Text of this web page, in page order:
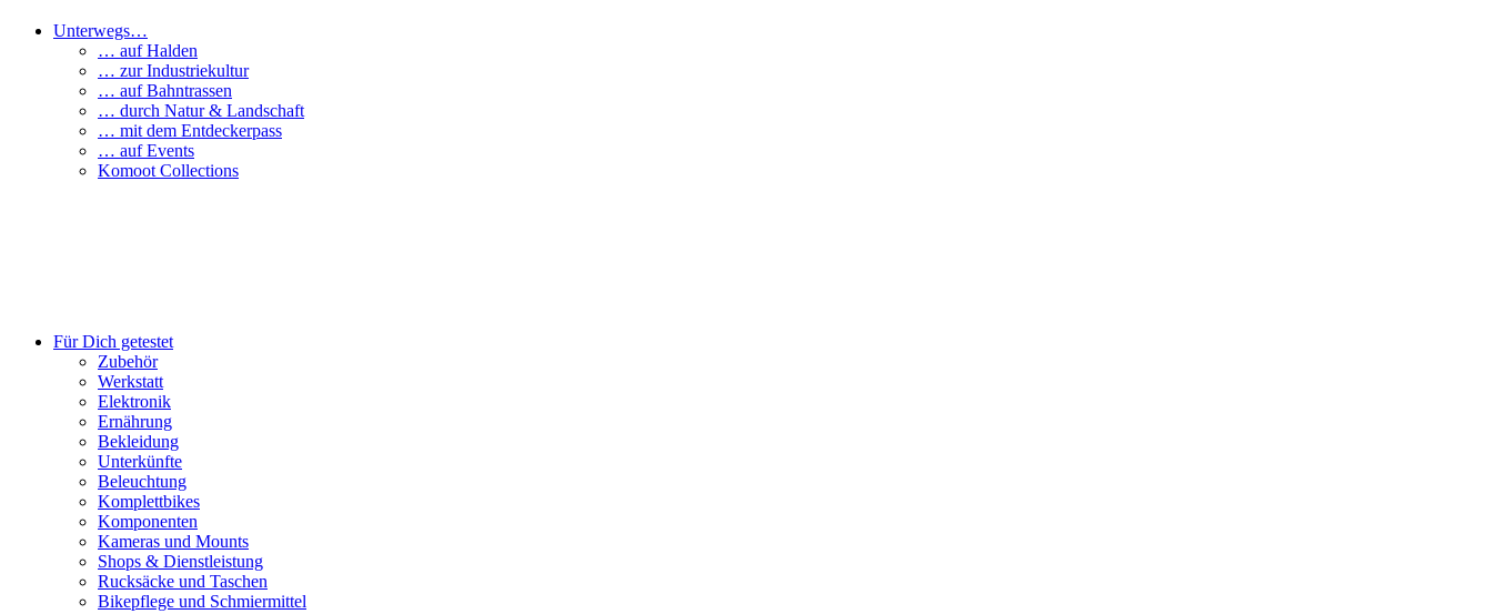
Unterwegs…
… auf Halden
… zur Industriekultur
… auf Bahntrassen
… durch Natur & Landschaft
… mit dem Entdeckerpass
… auf Events
Komoot Collections
Für Dich getestet
Zubehör
Werkstatt
Elektronik
Ernährung
Bekleidung
Unterkünfte
Beleuchtung
Komplettbikes
Komponenten
Kameras und Mounts
Shops & Dienstleistung
Rucksäcke und Taschen
Bikepflege und Schmiermittel